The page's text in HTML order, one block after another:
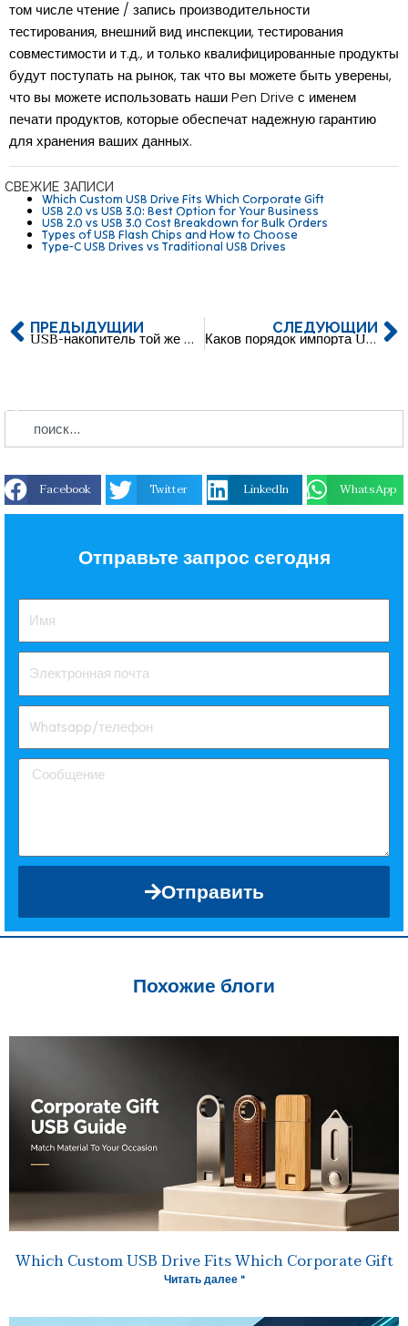
том числе чтение / запись производительности
тестирования, внешний вид инспекции, тестирования
совместимости и т.д., и только квалифицированные продукты
будут поступать на рынок, так что вы можете быть уверены,
что вы можете использовать наши Pen Drive с именем
печати продуктов, которые обеспечат надежную гарантию
для хранения ваших данных.
СВЕЖИЕ ЗАПИСИ
Which Custom USB Drive Fits Which Corporate Gift
USB 2.0 vs USB 3.0: Best Option for Your Business
USB 2.0 vs USB 3.0 Cost Breakdown for Bulk Orders
Types of USB Flash Chips and How to Choose
Type-C USB Drives vs Traditional USB Drives
ПРЕДЫДУЩИЙ USB-накопитель той же формы, что и логотип компании СЛЕДУЮЩИЙ
Каков порядок импорта USB-накопителей из Китая в Малайзию?
Facebook Twitter LinkedIn WhatsApp
Отправьте запрос сегодня
Отправить
Похожие блоги
Which Custom USB Drive Fits Which Corporate Gift
Читать далее "